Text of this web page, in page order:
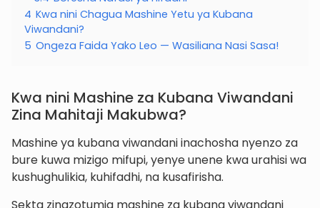
4 Kwa nini Chagua Mashine Yetu ya Kubana
Viwandani?
5 Ongeza Faida Yako Leo — Wasiliana Nasi Sasa!
Kwa nini Mashine za Kubana Viwandani
Zina Mahitaji Makubwa?
Mashine ya kubana viwandani inachosha nyenzo za
bure kuwa mizigo mifupi, yenye unene kwa urahisi wa
kushughulikia, kuhifadhi, na kusafirisha.
Sekta zinazotumia mashine za kubana viwandani